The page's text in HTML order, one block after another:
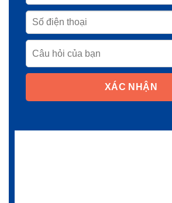
XÁC NHẬN